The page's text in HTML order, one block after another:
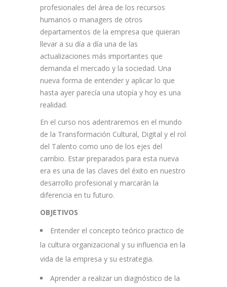
profesionales del área de los recursos
humanos o managers de otros
departamentos de la empresa que quieran
llevar a su día a día una de las
actualizaciones más importantes que
demanda el mercado y la sociedad. Una
nueva forma de entender y aplicar lo que
hasta ayer parecía una utopía y hoy es una
realidad.
En el curso nos adentraremos en el mundo
de la Transformación Cultural, Digital y el rol
del Talento como uno de los ejes del
cambio. Estar preparados para esta nueva
era es una de las claves del éxito en nuestro
desarrollo profesional y marcarán la
diferencia en tu futuro.
OBJETIVOS
Entender el concepto teórico practico de
la cultura organizacional y su influencia en la
vida de la empresa y su estrategia.
Aprender a realizar un diagnóstico de la